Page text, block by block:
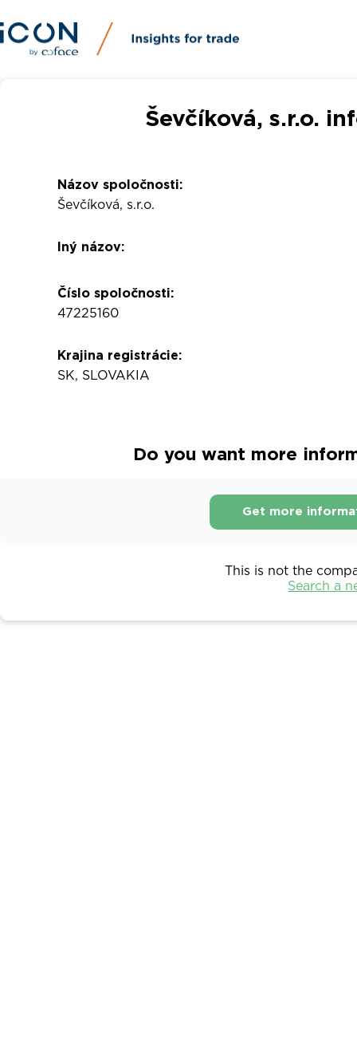
Ševčíková, s.r.o.
Názov spoločnosti:
Ševčíková, s.r.o.
Iný názov:
Číslo spoločnosti:
47225160
Krajina registrácie:
SK, SLOVAKIA
Do you want more
Get more
This is not the
Search a